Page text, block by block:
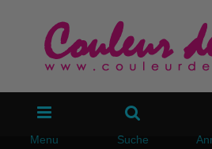
Menu Suche